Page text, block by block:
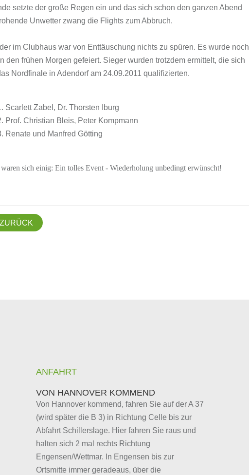
setzte der große Regen ein und das sich schon den ganzen Abend
Unwetter zwang die Flights zum Abbruch.
im Clubhaus war von Enttäuschung nichts zu spüren. Es wurde noch
den frühen Morgen gefeiert. Sieger wurden trotzdem ermittelt, die sich
Nordfinale in Adendorf am 24.09.2011 qualifizierten.
Scarlett Zabel, Dr. Thorsten Iburg
Prof. Christian Bleis, Peter Kompmann
Renate und Manfred Götting
sich einig: Ein tolles Event - Wiederholung unbedingt erwünscht!
ZURÜCK
ANFAHRT
VON HANNOVER KOMMEND
Von Hannover kommend, fahren Sie auf der A 37
(wird später die B 3) in Richtung Celle bis zur
Abfahrt Schillerslage. Hier fahren Sie raus und
halten sich 2 mal rechts Richtung
Engensen/Wettmar. In Engensen bis zur
Ortsmitte immer geradeaus, über die